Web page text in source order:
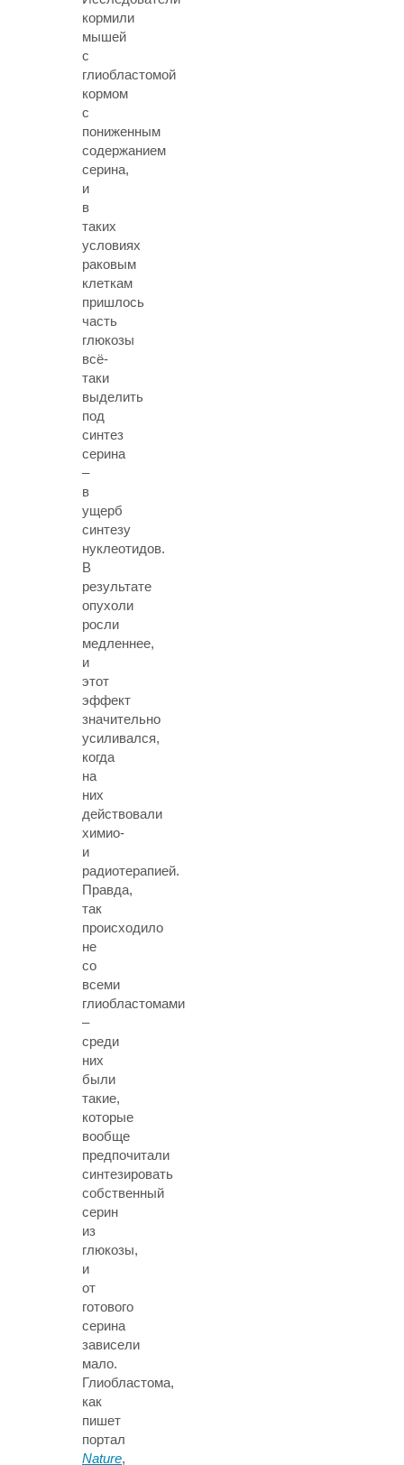
кормили
мышей
с
глиобластомой
кормом
с
пониженным
содержанием
серина,
и
в
таких
условиях
раковым
клеткам
пришлось
часть
глюкозы
всё-
таки
выделить
под
синтез
серина
–
в
ущерб
синтезу
нуклеотидов.
В
результате
опухоли
росли
медленнее,
и
этот
эффект
значительно
усиливался,
когда
на
них
действовали
химио-
и
радиотерапией.
Правда,
так
происходило
не
со
всеми
глиобластомами
–
среди
них
были
такие,
которые
вообще
предпочитали
синтезировать
собственный
серин
из
глюкозы,
и
от
готового
серина
зависели
мало.
Глиобластома,
как
пишет
портал
Nature,